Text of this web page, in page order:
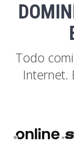
Todo
Internet.